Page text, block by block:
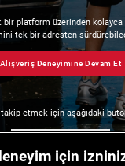
bir platform üzerinden
tek bir adresten
Alışveriş Deneyimine Devam Et
etmek için aşağıdaki
için